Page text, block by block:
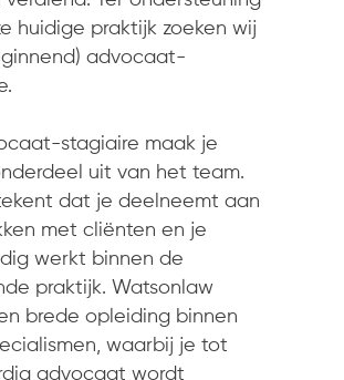
huidige praktijk zoeken wij
advocaat-
stagiaire maak je
uit van het team.
dat je deelneemt aan
met cliënten en je
werkt binnen de
praktijk. Watsonlaw
brede opleiding binnen
waarbij je tot
advocaat wordt